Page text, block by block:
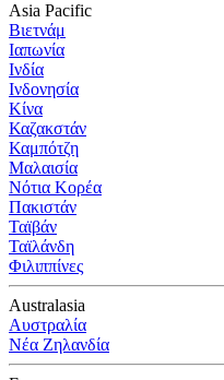
Asia Pacific
Βιετνάμ
Ιαπωνία
Ινδία
Ινδονησία
Κίνα
Καζακστάν
Καμπότζη
Μαλαισία
Νότια Κορέα
Πακιστάν
Ταϊβάν
Ταϊλάνδη
Φιλιππίνες
Australasia
Αυστραλία
Νέα Ζηλανδία